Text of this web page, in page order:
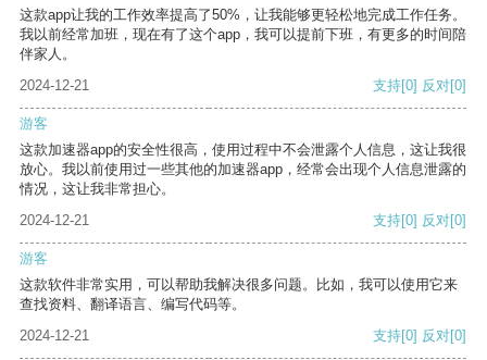
这款app让我的工作效率提高了50%，让我能够更轻松地完成工作任务。
我以前经常加班，现在有了这个app，我可以提前下班，有更多的时间陪
伴家人。
2024-12-21
支持[0] 反对[0]
游客
这款加速器app的安全性很高，使用过程中不会泄露个人信息，这让我很
放心。我以前使用过一些其他的加速器app，经常会出现个人信息泄露的
情况，这让我非常担心。
2024-12-21
支持[0] 反对[0]
游客
这款软件非常实用，可以帮助我解决很多问题。比如，我可以使用它来
查找资料、翻译语言、编写代码等。
2024-12-21
支持[0] 反对[0]